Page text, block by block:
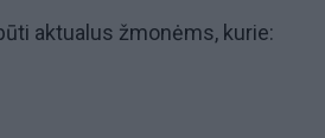
aktualus žmonėms, kurie: